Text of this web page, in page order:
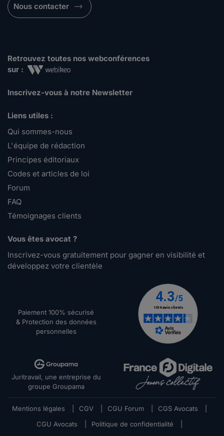
Nous contacter
Retrouvez toutes nos webconférences
sur :
Inscrivez-vous à notre Newsletter
Liens utiles :
Qui sommes-nous
L'équipe de rédaction
Principes éditoriaux
Codes et articles de loi
Forum
FAQ
Témoignages clients
Vous êtes avocat ?
Inscrivez-vous gratuitement pour gagner en visibilité et
développez votre clientèle
Paiement 100% sécurisé
& Protection des données
personnelles
Juritravail, une entreprise du
groupe Groupama
Mentions légales CGV CGU Forum CGS Avocats
CGU Avocats
Politique de confidentialité